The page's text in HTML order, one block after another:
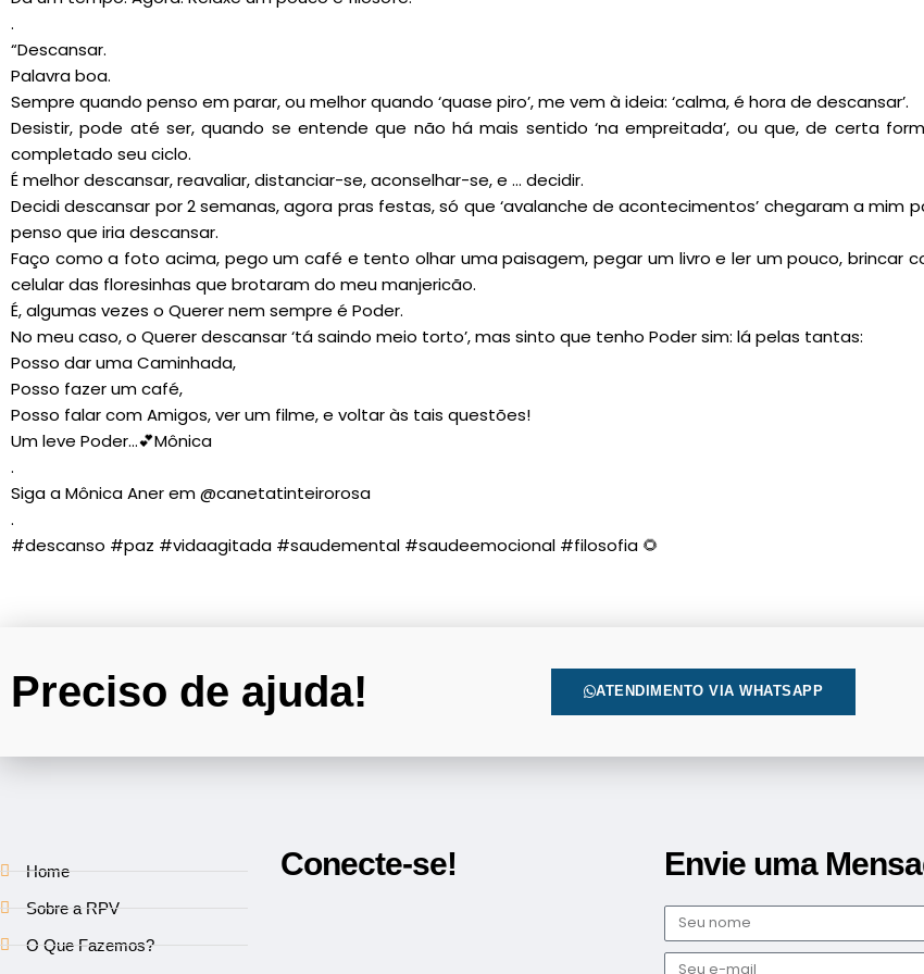
.
“Descansar.
Palavra boa.
Sempre quando penso em parar, ou melhor quando ‘quase piro’, me vem à ideia: ‘calma, é hora de descansar’.
Desistir, pode até ser, quando se entende que não há mais sentido ‘na empreitada’, ou que, de certa
completado seu ciclo.
É melhor descansar, reavaliar, distanciar-se, aconselhar-se, e … decidir.
Decidi descansar por 2 semanas, agora pras festas, só que ‘avalanche de acontecimentos’ chegaram a mim
penso que iria descansar.
Faço como a foto acima, pego um café e tento olhar uma paisagem, pegar um livro e ler um pouco, brincar
celular das floresinhas que brotaram do meu manjericão.
É, algumas vezes o Querer nem sempre é Poder.
No meu caso, o Querer descansar ‘tá saindo meio torto’, mas sinto que tenho Poder sim: lá pelas tantas:
Posso dar uma Caminhada,
Posso fazer um café,
Posso falar com Amigos, ver um filme, e voltar às tais questões!
Um leve Poder…💕Mônica
.
Siga a Mônica Aner em @canetatinteirorosa
.
#descanso #paz #vidaagitada #saudemental #saudeemocional #filosofia 🌻
Preciso de ajuda! ATENDIMENTO VIA WHATSAPP
Home
Sobre a RPV
O Que Fazemos?
Conecte-se! Envie uma
Nome
E-